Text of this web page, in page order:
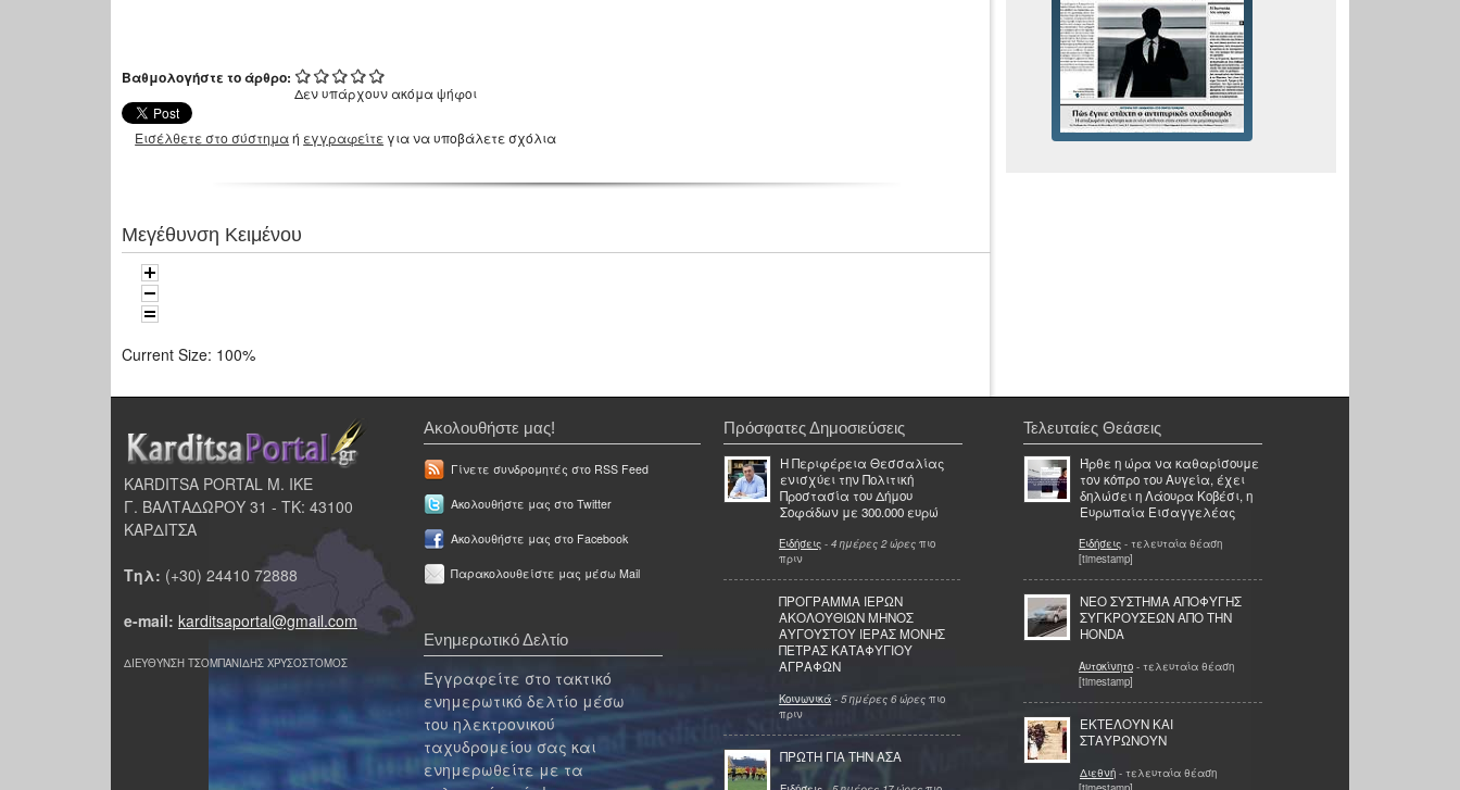
Βαθμολογήστε το άρθρο:
Δεν υπάρχουν ακόμα ψήφοι
Εισέλθετε στο σύστημαή εγγραφείτε για να υποβάλετε σχόλια
Μεγέθυνση Κειμένου
Current Size: 100%
KARDITSA PORTAL Μ. ΙΚΕ
Γ. ΒΑΛΤΑΔΩΡΟΥ 31 - ΤΚ: 43100
ΚΑΡΔΙΤΣΑ
Τηλ: (+30) 24410 72888
e-mail: karditsaportal@gmail.com
ΔΙΕΥΘΥΝΣΗ ΤΣΟΜΠΑΝΙΔΗΣ ΧΡΥΣΟΣΤΟΜΟΣ
Ακολουθήστε μας!
Γίνετε συνδρομητές στο RSS Feed
Ακολουθήστε μας στο Twitter
Ακολουθήστε μας στο Facebook
Παρακολουθείστε μας μέσω Mail
Ενημερωτικό Δελτίο
Εγγραφείτε στο τακτικό
ενημερωτικό δελτίο μέσω
του ηλεκτρονικού
ταχυδρομείου σας και
ενημερωθείτε με τα
Πρόσφατες Δημοσιεύσεις
Η Περιφέρεια Θεσσαλίας
ενισχύει την Πολιτική
Προστασία του Δήμου
Σοφάδων με 300.000 ευρώ
Ειδήσεις - 4 ημέρες 2 ώρες πιο
πριν
ΠΡΟΓΡΑΜΜΑ ΙΕΡΩΝ
ΑΚΟΛΟΥΘΙΩΝ ΜΗΝΟΣ
ΑΥΓΟΥΣΤΟΥ ΙΕΡΑΣ ΜΟΝΗΣ
ΠΕΤΡΑΣ ΚΑΤΑΦΥΓΙΟΥ
ΑΓΡΑΦΩΝ
Κοινωνικά - 5 ημέρες 6 ώρες πιο
πριν
ΠΡΩΤΗ ΓΙΑ ΤΗΝ ΑΣΑ
Τελευταίες Θεάσεις
Ήρθε η ώρα να καθαρίσουμε
τον κόπρο του Αυγεία, έχει
δηλώσει η Λάουρα Κοβέσι, η
Ευρωπαία Εισαγγελέας
Ειδήσεις - τελευταία θέαση
[timestamp]
ΝΕΟ ΣΥΣΤΗΜΑ ΑΠΟΦΥΓΗΣ
ΣΥΓΚΡΟΥΣΕΩΝ ΑΠΟ ΤΗΝ
HONDA
Αυτοκίνητο - τελευταία θέαση
[timestamp]
ΕΚΤΕΛΟΥΝ ΚΑΙ
ΣΤΑΥΡΩΝΟΥΝ
Διεθνή - τελευταία θέαση